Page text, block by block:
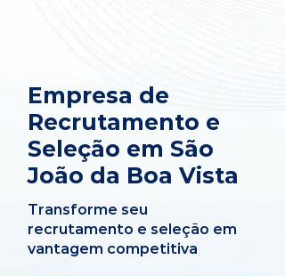
Empresa de
Recrutamento e
Seleção em São
João da Boa Vista
Transforme seu
recrutamento e seleção em
vantagem competitiva